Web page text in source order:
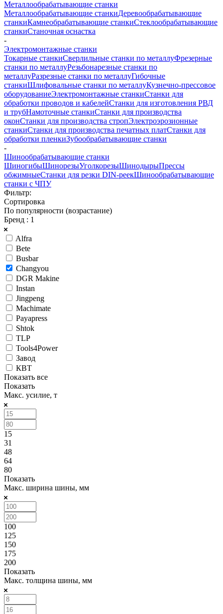
Металлообрабатывающие станки
Металлообрабатывающие станкиДеревообрабатывающие
станкиКамнеобрабатывающие станкиСтеклообрабатывающие
станкиСтаночная оснастка
-
Электромонтажные станки
Токарные станкиСверлильные станки по металлуФрезерные
станки по металлуРезьбонарезные станки по
металлуРазрезные станки по металлуГибочные
станкиШлифовальные станки по металлуКузнечно-прессовое
оборудованиеЭлектромонтажные станкиСтанки для
обработки проводов и кабелейСтанки для изготовления РВД
и трубНамоточные станкиСтанки для производства
оконСтанки для производства стропЭлектроэрозионные
станкиСтанки для производства печатных платСтанки для
обработки пленкиЗубообрабатывающие станки
-
Шинообрабатывающие станки
ШиногибыШинорезыУголкорезыШинодырыПрессы
обжимныеСтанки для резки DIN-реекШинообрабатывающие
станки с ЧПУ
Фильтр:
Сортировка
По популярности (возрастание)
Бренд : 1
Alfra
Bete
Busbar
Changyou
DGR Makine
Instan
Jingpeng
Machimate
Payapress
Shtok
TLP
Tools4Power
Завод
КВТ
Показать все
Показать
Макс. усилие, т
15
31
48
64
80
Показать
Макс. ширина шины, мм
100
125
150
175
200
Показать
Макс. толщина шины, мм